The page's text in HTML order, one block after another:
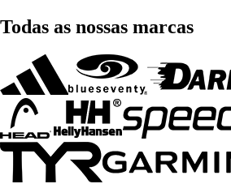
Todas as nossas marcas